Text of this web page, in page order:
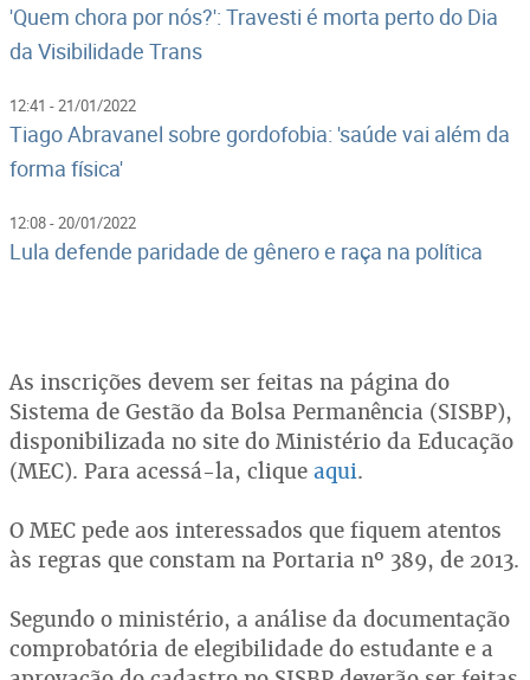
'Quem chora por nós?': Travesti é morta perto do Dia
da Visibilidade Trans
12:41 - 21/01/2022
Tiago Abravanel sobre gordofobia: 'saúde vai além da
forma física'
12:08 - 20/01/2022
Lula defende paridade de gênero e raça na política
As inscrições devem ser feitas na página do
Sistema de Gestão da Bolsa Permanência (SISBP),
disponibilizada no site do Ministério da Educação
(MEC). Para acessá-la, clique aqui.
O MEC pede aos interessados que fiquem atentos
às regras que constam na Portaria nº 389, de 2013.
Segundo o ministério, a análise da documentação
comprobatória de elegibilidade do estudante e a